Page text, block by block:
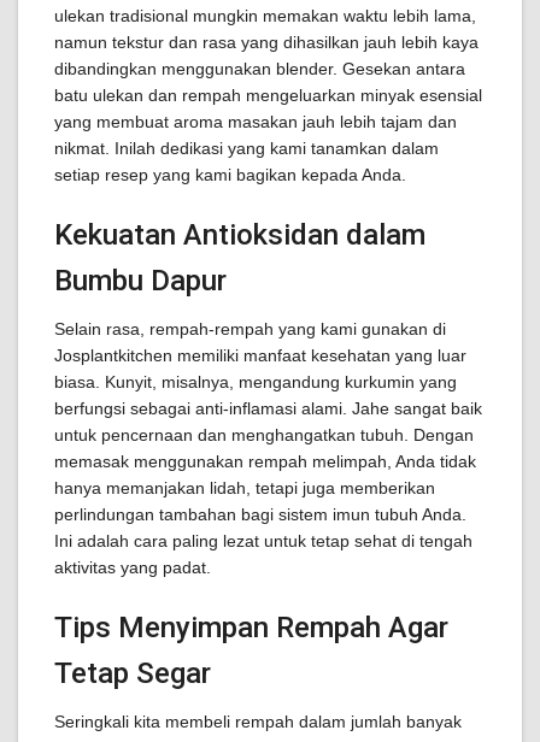
ulekan tradisional mungkin memakan waktu lebih lama,
namun tekstur dan rasa yang dihasilkan jauh lebih kaya
dibandingkan menggunakan blender. Gesekan antara
batu ulekan dan rempah mengeluarkan minyak esensial
yang membuat aroma masakan jauh lebih tajam dan
nikmat. Inilah dedikasi yang kami tanamkan dalam
setiap resep yang kami bagikan kepada Anda.
Kekuatan Antioksidan dalam
Bumbu Dapur
Selain rasa, rempah-rempah yang kami gunakan di
Josplantkitchen memiliki manfaat kesehatan yang luar
biasa. Kunyit, misalnya, mengandung kurkumin yang
berfungsi sebagai anti-inflamasi alami. Jahe sangat baik
untuk pencernaan dan menghangatkan tubuh. Dengan
memasak menggunakan rempah melimpah, Anda tidak
hanya memanjakan lidah, tetapi juga memberikan
perlindungan tambahan bagi sistem imun tubuh Anda.
Ini adalah cara paling lezat untuk tetap sehat di tengah
aktivitas yang padat.
Tips Menyimpan Rempah Agar
Tetap Segar
Seringkali kita membeli rempah dalam jumlah banyak